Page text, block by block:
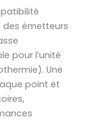
des émetteurs
pour l’unité
Une
point et